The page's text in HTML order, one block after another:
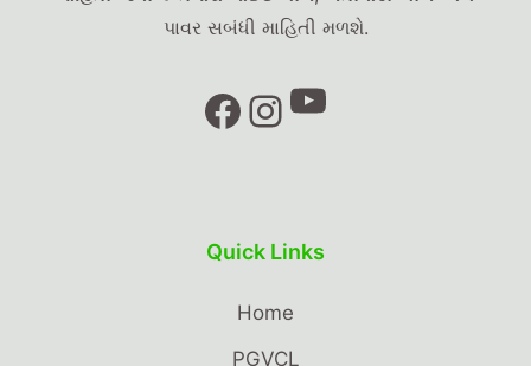
પાવર સબંધી માહિતી મળશે.
Facebook
Instagram
YouTube
Quick Links
Home
PGVCL